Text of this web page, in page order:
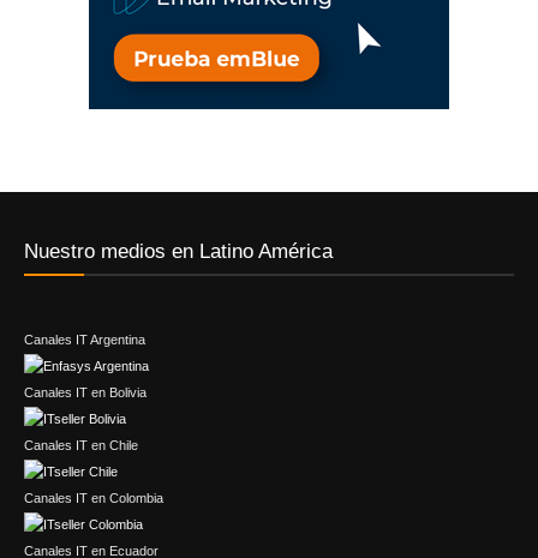
Nuestro medios en Latino América
Canales IT Argentina
Canales IT en Bolivia
Canales IT en Chile
Canales IT en Colombia
Canales IT en Ecuador